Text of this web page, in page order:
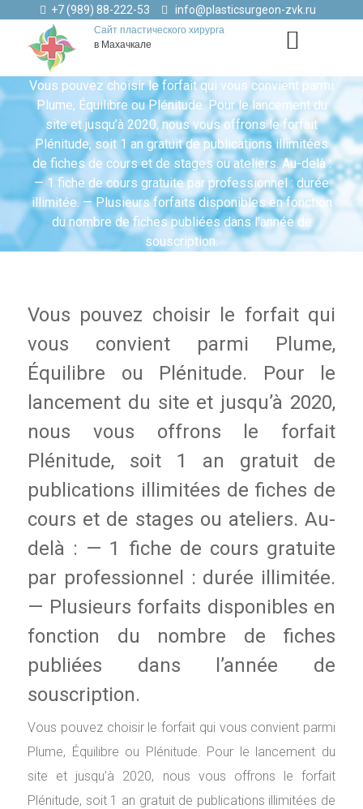
+7 (989) 88-222-53 info@plasticsurgeon-zvk.ru
Сайт пластического хирурга
в Махачкале
Vous pouvez choisir le forfait qui vous convient parmi
Plume, Équilibre ou Plénitude. Pour le lancement du
site et jusqu’à 2020, nous vous offrons le forfait
Plénitude, soit 1 an gratuit de publications illimitées
de fiches de cours et de stages ou ateliers. Au-delà :
— 1 fiche de cours gratuite par professionnel : durée
illimitée. — Plusieurs forfaits disponibles en fonction
du nombre de fiches publiées dans l’année de
souscription.
Vous pouvez choisir le forfait qui
vous convient parmi Plume,
Équilibre ou Plénitude. Pour le
lancement du site et jusqu’à 2020,
nous vous offrons le forfait
Plénitude, soit 1 an gratuit de
publications illimitées de fiches de
cours et de stages ou ateliers. Au-
delà : — 1 fiche de cours gratuite
par professionnel : durée illimitée.
— Plusieurs forfaits disponibles en
fonction du nombre de fiches
publiées dans l’année de
souscription.
Vous pouvez choisir le forfait qui vous convient parmi
Plume, Équilibre ou Plénitude. Pour le lancement du
site et jusqu’à 2020, nous vous offrons le forfait
Plénitude, soit 1 an gratuit de publications illimitées de